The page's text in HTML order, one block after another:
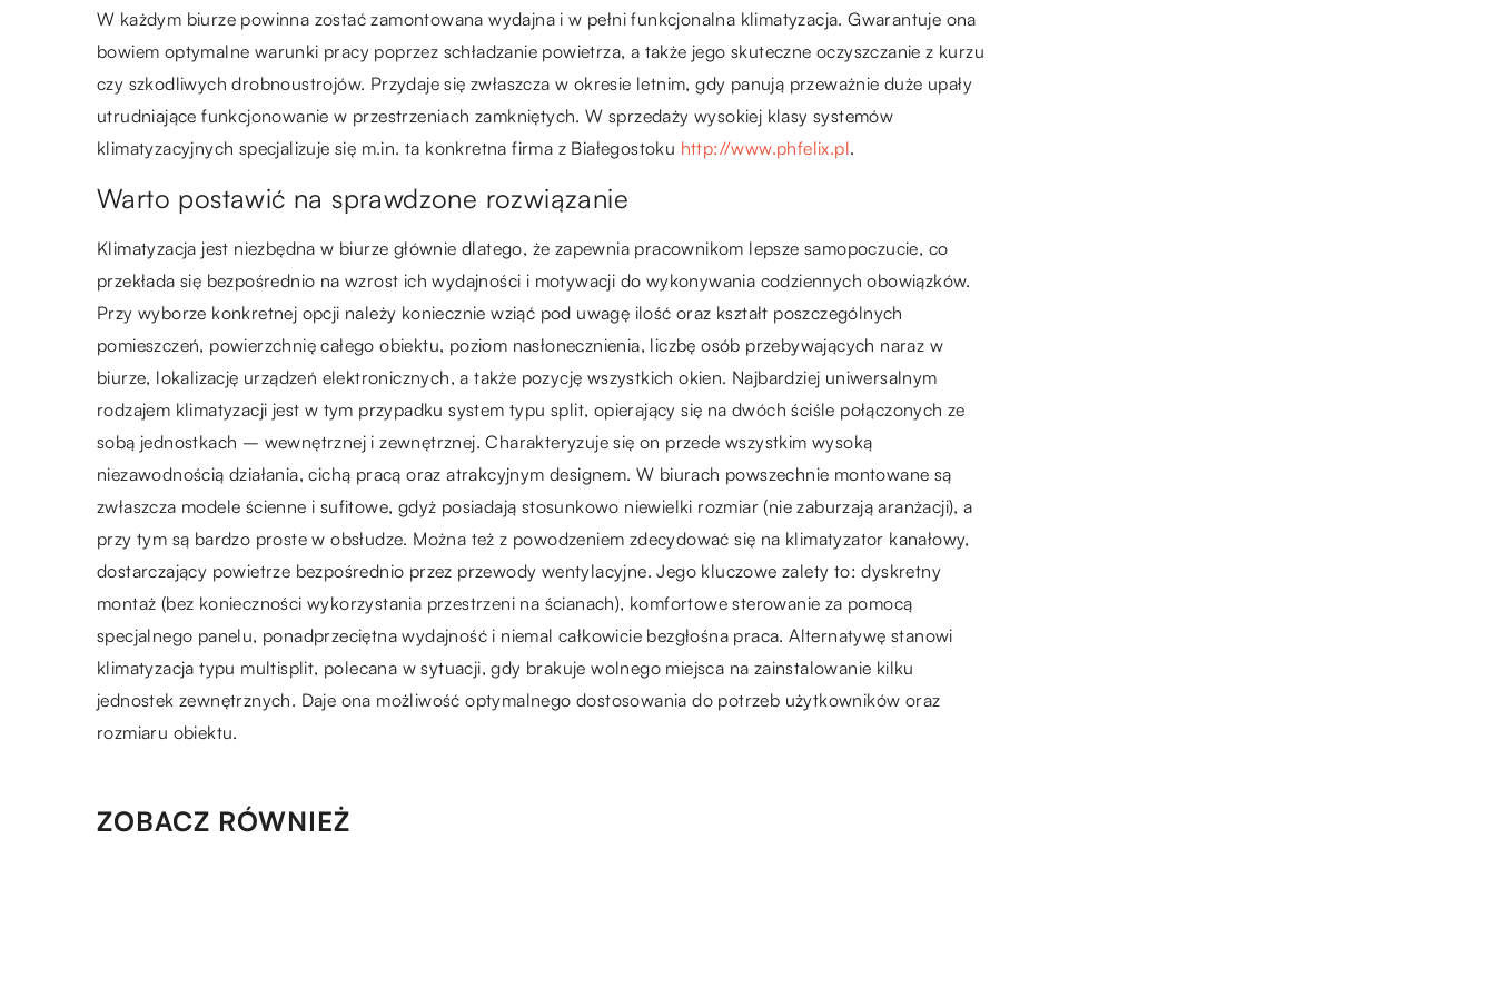
W każdym biurze powinna zostać zamontowana wydajna i w pełni funkcjonalna klimatyzacja. Gwarantuje ona
bowiem optymalne warunki pracy poprzez schładzanie powietrza, a także jego skuteczne oczyszczanie z kurzu
czy szkodliwych drobnoustrojów. Przydaje się zwłaszcza w okresie letnim, gdy panują przeważnie duże upały
utrudniające funkcjonowanie w przestrzeniach zamkniętych. W sprzedaży wysokiej klasy systemów
klimatyzacyjnych specjalizuje się m.in. ta konkretna firma z Białegostoku http://www.phfelix.pl.
Warto postawić na sprawdzone rozwiązanie
Klimatyzacja jest niezbędna w biurze głównie dlatego, że zapewnia pracownikom lepsze samopoczucie, co
przekłada się bezpośrednio na wzrost ich wydajności i motywacji do wykonywania codziennych obowiązków.
Przy wyborze konkretnej opcji należy koniecznie wziąć pod uwagę ilość oraz kształt poszczególnych
pomieszczeń, powierzchnię całego obiektu, poziom nasłonecznienia, liczbę osób przebywających naraz w
biurze, lokalizację urządzeń elektronicznych, a także pozycję wszystkich okien. Najbardziej uniwersalnym
rodzajem klimatyzacji jest w tym przypadku system typu split, opierający się na dwóch ściśle połączonych ze
sobą jednostkach – wewnętrznej i zewnętrznej. Charakteryzuje się on przede wszystkim wysoką
niezawodnością działania, cichą pracą oraz atrakcyjnym designem. W biurach powszechnie montowane są
zwłaszcza modele ścienne i sufitowe, gdyż posiadają stosunkowo niewielki rozmiar (nie zaburzają aranżacji), a
przy tym są bardzo proste w obsłudze. Można też z powodzeniem zdecydować się na klimatyzator kanałowy,
dostarczający powietrze bezpośrednio przez przewody wentylacyjne. Jego kluczowe zalety to: dyskretny
montaż (bez konieczności wykorzystania przestrzeni na ścianach), komfortowe sterowanie za pomocą
specjalnego panelu, ponadprzeciętna wydajność i niemal całkowicie bezgłośna praca. Alternatywę stanowi
klimatyzacja typu multisplit, polecana w sytuacji, gdy brakuje wolnego miejsca na zainstalowanie kilku
jednostek zewnętrznych. Daje ona możliwość optymalnego dostosowania do potrzeb użytkowników oraz
rozmiaru obiektu.
ZOBACZ RÓWNIEŻ